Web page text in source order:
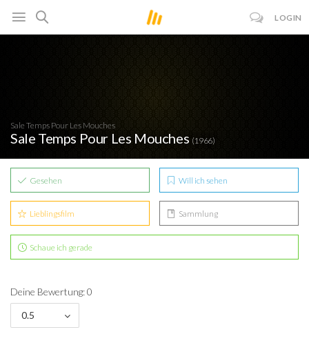
LOGIN
Sale Temps Pour Les Mouches
Sale Temps Pour Les Mouches (1966)
Gesehen Will ich sehen
Lieblingsfilm Sammlung
Schaue ich gerade
Deine Bewertung: 0
0.5